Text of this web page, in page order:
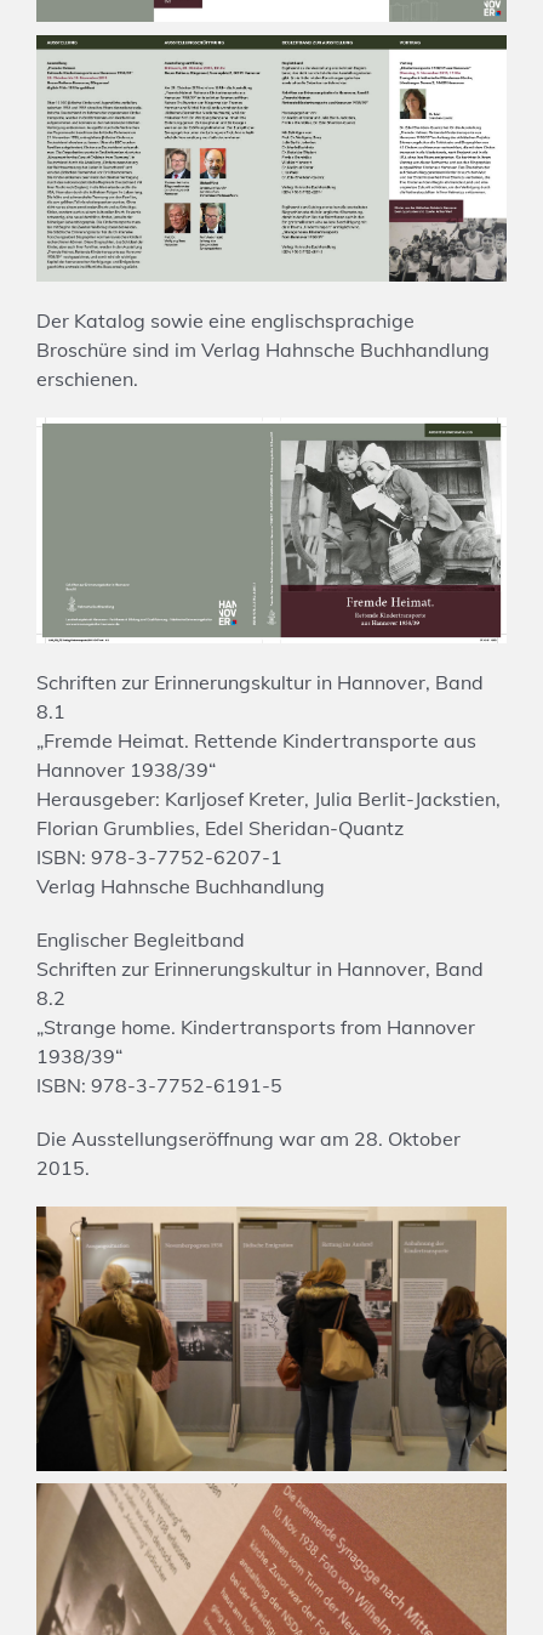
Der Katalog sowie eine englischsprachige
Broschüre sind im Verlag Hahnsche Buchhandlung
erschienen.
Schriften zur Erinnerungskultur in Hannover, Band
8.1
„Fremde Heimat. Rettende Kindertransporte aus
Hannover 1938/39“
Herausgeber: Karljosef Kreter, Julia Berlit-Jackstien,
Florian Grumblies, Edel Sheridan-Quantz
ISBN: 978-3-7752-6207-1
Verlag Hahnsche Buchhandlung
Englischer Begleitband
Schriften zur Erinnerungskultur in Hannover, Band
8.2
„Strange home. Kindertransports from Hannover
1938/39“
ISBN: 978-3-7752-6191-5
Die Ausstellungseröffnung war am 28. Oktober
2015.